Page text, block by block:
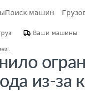
Поиск машин
Ваши машины
из-за